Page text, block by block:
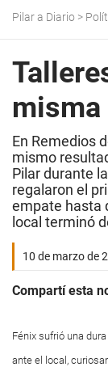
Pilar a Diario >
misma
En Remedios
mismo
Pilar durante
regalaron el
empate hasta
local terminó
10 de marzo de
Compartí esta
Fénix sufrió una
ante el local,